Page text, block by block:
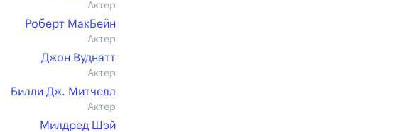
Актер
Роберт МакБейн
Актер
Джон Вуднатт
Актер
Билли Дж. Митчелл
Актер
Милдред Шэй